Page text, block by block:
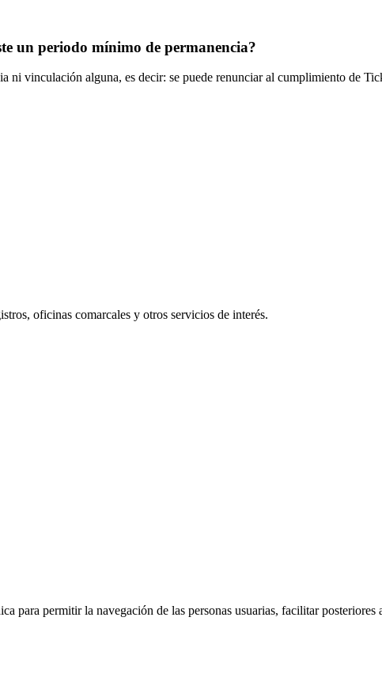
un periodo mínimo de permanencia?
vinculación alguna, es decir: se puede renunciar al cumplimiento de
oficinas comarcales y otros servicios de interés.
para permitir la navegación de las personas usuarias, facilitar posteriores